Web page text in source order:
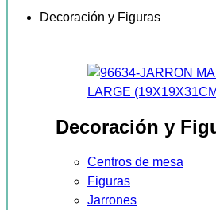
Decoración y Figuras
Decoración y
Centros de mesa
Figuras
Jarrones